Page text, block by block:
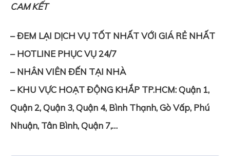
CAM KẾT
– ĐEM LẠI DỊCH VỤ TỐT NHẤT VỚI GIÁ RẺ NHẤT
– HOTLINE PHỤC VỤ 24/7
– NHÂN VIÊN ĐẾN TẠI NHÀ
– KHU VỰC HOẠT ĐỘNG KHẮP TP.HCM: Quận 1,
Quận 2, Quận 3, Quận 4, Bình Thạnh, Gò Vấp, Phú
Nhuận, Tân Bình, Quận 7,…